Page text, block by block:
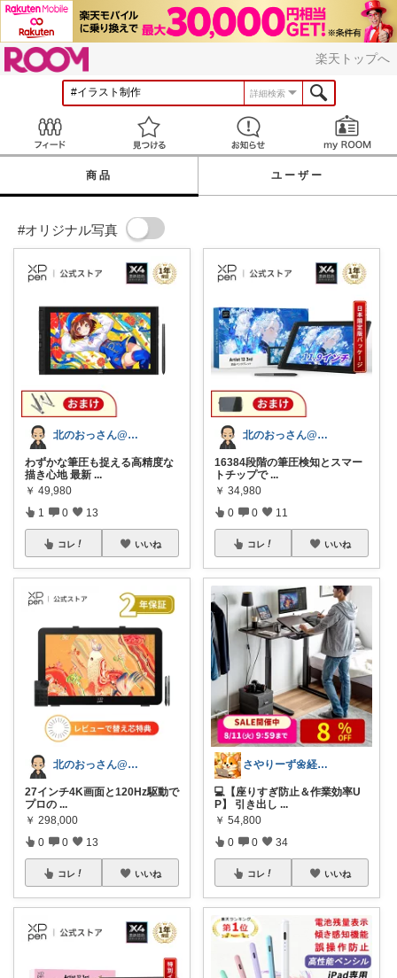
楽天トップへ
詳細検索
見つける お知らせ
商品 ユーザー
#オリジナル写真
北のおっさん@ガジェット好き
わずかな筆圧も捉える高精度な
描き心地 最新 ...
￥ 49,980
1 0 13
コレ いいね
北のおっさん@ガジェット好き
27インチ4K画面と120Hz駆動で
プロの ...
￥ 298,000
0 0 13
コレ いいね
北のおっさん@ガジェット好き
16384段階の筆圧検知とスマー
トチップで ...
￥ 34,980
0 0 11
コレ いいね
さやりーず🌼経由購入ありがとう
💻【座りすぎ防止＆作業効率U
P】 引き出し ...
￥ 54,800
0 0 34
コレ いいね